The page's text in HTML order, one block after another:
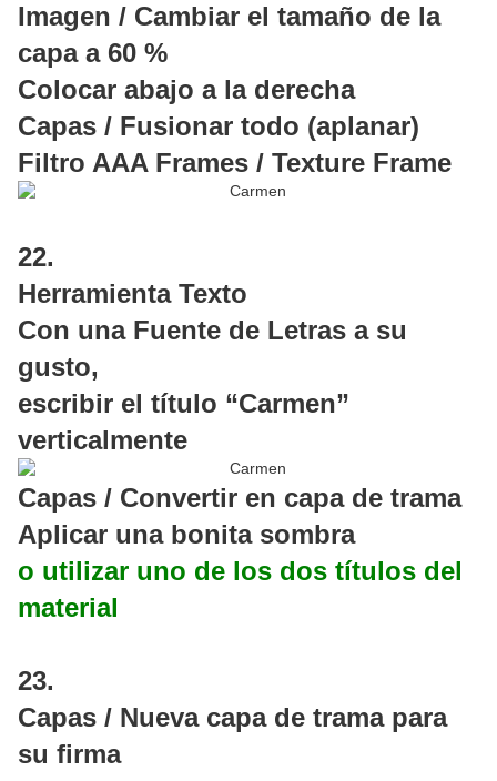
Imagen / Cambiar el tamaño de la
capa a 60 %
Colocar abajo a la derecha
Capas / Fusionar todo (aplanar)
Filtro AAA Frames / Texture Frame
22.
Herramienta Texto
Con una Fuente de Letras a su
gusto,
escribir el título “Carmen”
verticalmente
Capas / Convertir en capa de trama
Aplicar una bonita sombra
o utilizar uno de los dos títulos del
material
23.
Capas / Nueva capa de trama para
su firma